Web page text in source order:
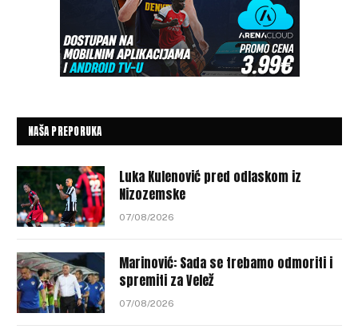
NAŠA PREPORUKA
Luka Kulenović pred odlaskom iz
Nizozemske
07/08/2026
Marinović: Sada se trebamo odmoriti i
spremiti za Velež
07/08/2026